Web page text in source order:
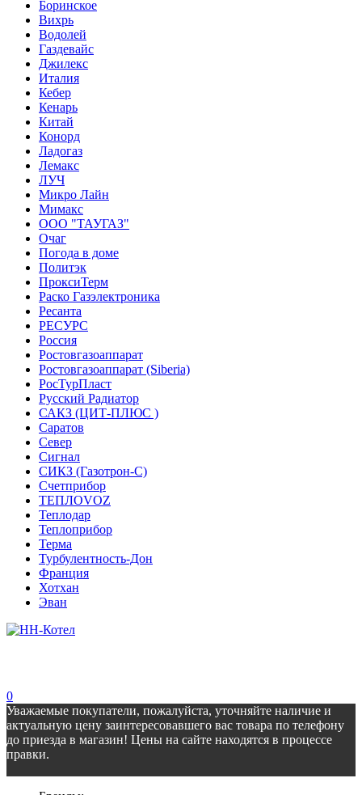
Боринское
Вихрь
Водолей
Газдевайс
Джилекс
Италия
Кебер
Кенарь
Китай
Конорд
Ладогаз
Лемакс
ЛУЧ
Микро Лайн
Мимакс
ООО "ТАУГАЗ"
Очаг
Погода в доме
Политэк
ПроксиТерм
Раско Газэлектроника
Ресанта
РЕСУРС
Россия
Ростовгазоаппарат
Ростовгазоаппарат (Siberia)
РосТурПласт
Русский Радиатор
САКЗ (ЦИТ-ПЛЮС )
Саратов
Север
Сигнал
СИКЗ (Газотрон-С)
Счетприбор
ТЕПЛОVOZ
Теплодар
Теплоприбор
Терма
Турбулентность-Дон
Франция
Хотхан
Эван
0
Уважаемые покупатели, пожалуйста, уточняйте наличие и
актуальную цену заинтересовавшего вас товара по телефону
до приезда в магазин! Цены на сайте находятся в процессе
правки.